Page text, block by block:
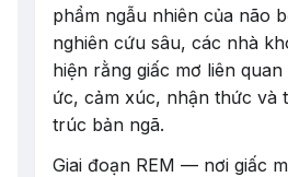
phẩm ngẫu nhiên của não
nghiên cứu sâu, các nhà
hiện rằng giấc mơ liên
ức, cảm xúc, nhận thức và
trúc bản ngã.
Giai đoạn REM — nơi giấc